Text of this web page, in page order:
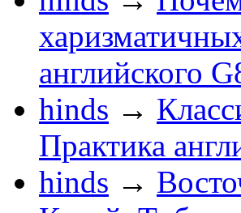
английского
hinds →
Практика
hinds →